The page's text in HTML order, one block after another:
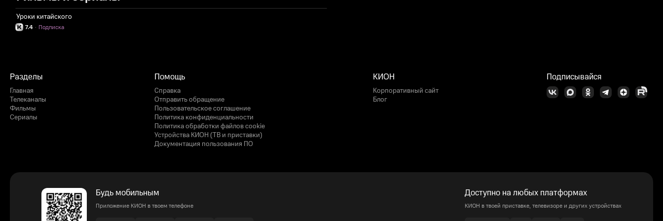
Уроки китайского
7.4 Подписка
·
Разделы
Главная
Телеканалы
Фильмы
Сериалы
Помощь
Справка
Отправить обращение
Пользовательское соглашение
Политика конфиденциальности
Политика обработки файлов cookie
Устройства КИОН (ТВ и приставки)
Документация пользования ПО
КИОН
Корпоративный сайт
Блог
Подписывайся
Будь мобильным
Приложение КИОН в твоем телефоне
Доступно на любых платформах
КИОН в твоей приставке, телевизоре и других устройствах